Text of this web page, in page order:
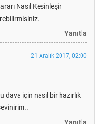
Nasıl Kesinleşir
Yanıtla
21 Aralık 2017, 02:00
dava için nasıl bir hazırlık
Yanıtla